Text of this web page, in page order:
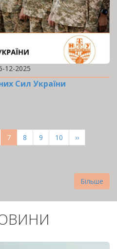
12-2025
Сил України
Поточна
сторінка
7 Page
8 Page
9 Page
10
Наступна
сторінка
››
Більше